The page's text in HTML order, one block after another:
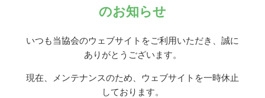
のお知らせ
いつも当協会のウェブサイトをご利用いただき、誠に
ありがとうございます。
現在、メンテナンスのため、ウェブサイトを一時休止
しております。